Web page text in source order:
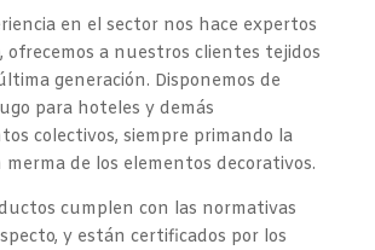
en el sector nos hace expertos
ofrecemos a nuestros clientes tejidos
generación. Disponemos de
para hoteles y demás
colectivos, siempre primando la
merma de los elementos decorativos.
cumplen con las normativas
y están certificados por los